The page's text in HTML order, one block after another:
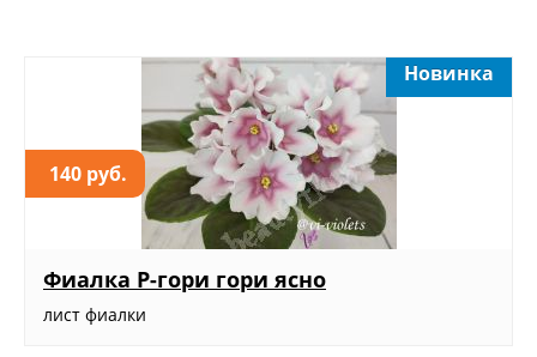
140 руб.
Новинка
Фиалка Р-гори гори ясно
лист фиалки